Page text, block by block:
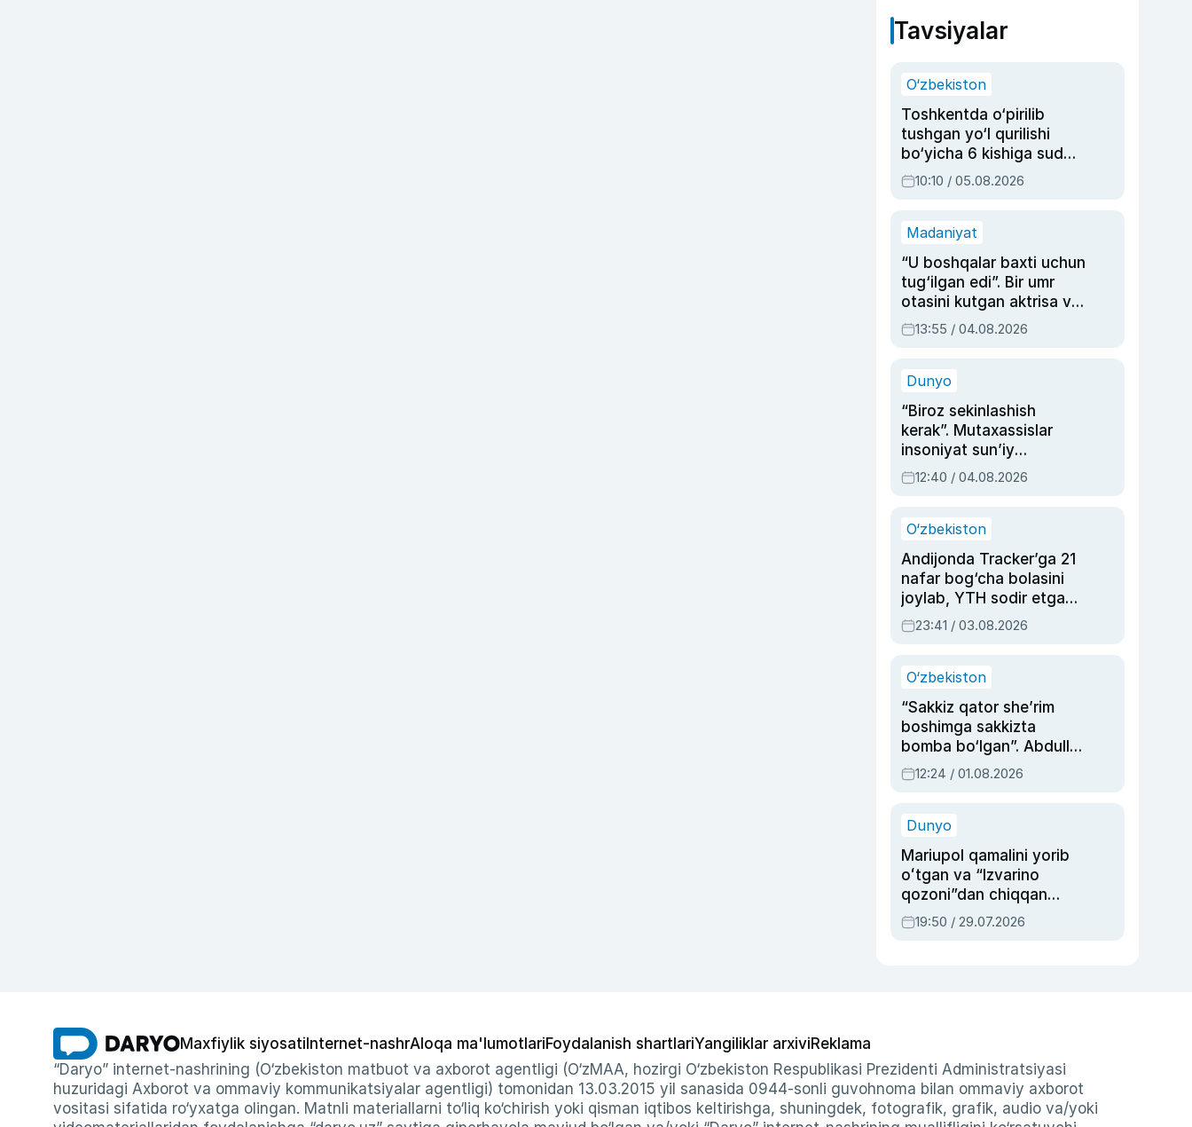
Tavsiyalar
O‘zbekiston
Toshkentda o‘pirilib
tushgan yo‘l qurilishi
bo‘yicha 6 kishiga sud
hukmi o‘qildi
10:10 / 05.08.2026
Madaniyat
“U boshqalar baxti uchun
tug‘ilgan edi”. Bir umr
otasini kutgan aktrisa va
dublyaj ustasi Rimma
Ahmedovaning
13:55 / 04.08.2026
Dunyo
“Biroz sekinlashish
kerak”. Mutaxassislar
insoniyat sun’iy
intellektni boshqara
olmay qolishidan xavotir
12:40 / 04.08.2026
O‘zbekiston
Andijonda Tracker’ga 21
nafar bog‘cha bolasini
joylab, YTH sodir etgan
ayolga sud hukmi o‘qildi
23:41 / 03.08.2026
O‘zbekiston
“Sakkiz qator she’rim
boshimga sakkizta
bomba bo‘lgan”. Abdulla
Oripovni siyosiy
ayblovlardan asrab
12:24 / 01.08.2026
Dunyo
Mariupol qamalini yorib
oʻtgan va “Izvarino
qozoni”dan chiqqan
qahramon — Ukraina
armiyasi bosh
19:50 / 29.07.2026
Maxfiylik siyosati Internet-nashrAloqa ma'lumotlariFoydalanish shartlariYangiliklar arxiviReklama
“Daryo” internet-nashrining (O‘zbekiston matbuot va axborot agentligi (O‘zMAA, hozirgi O‘zbekiston Respublikasi Prezidenti Administratsiyasi
huzuridagi Axborot va ommaviy kommunikatsiyalar agentligi) tomonidan 13.03.2015 yil sanasida 0944-sonli guvohnoma bilan ommaviy axborot
vositasi sifatida ro‘yxatga olingan. Matnli materiallarni to‘liq ko‘chirish yoki qisman iqtibos keltirishga, shuningdek, fotografik, grafik, audio va/yoki